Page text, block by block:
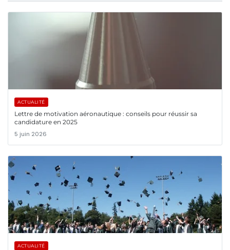
ACTUALITÉ
Lettre de motivation aéronautique : conseils pour réussir sa
candidature en 2025
5 juin 2026
ACTUALITÉ